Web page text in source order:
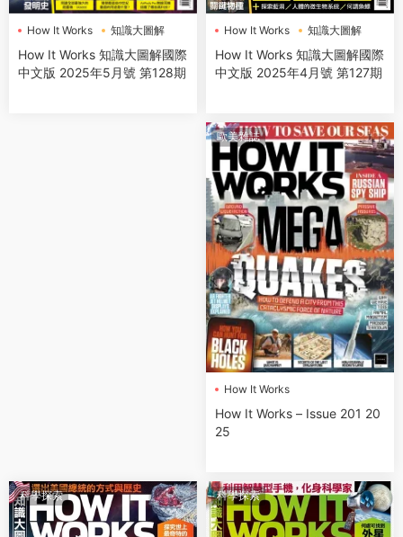
How It Works 知識大圖解
How It Works 知識大圖解國際
中文版 2025年5月號 第128期
How It Works 知識大圖解
How It Works 知識大圖解國際
中文版 2025年4月號 第127期
歐美雜誌
How It Works
How It Works – Issue 201 20
25
科學探索 科學探索